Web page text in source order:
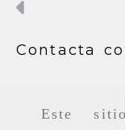
Este
Contacta